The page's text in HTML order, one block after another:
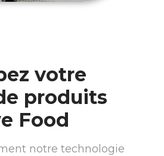
votre
produits
Food
notre technologie